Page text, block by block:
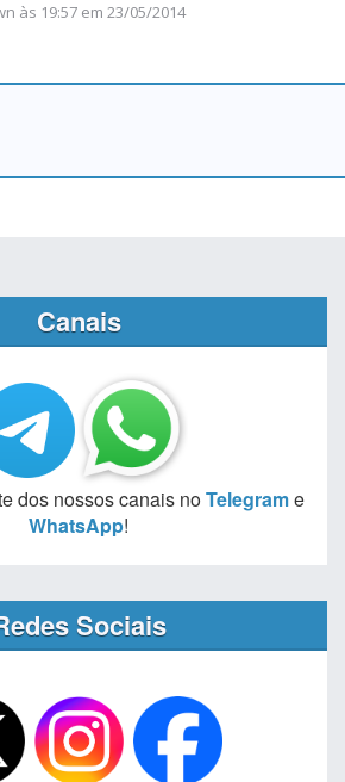
às 19:57 em 23/05/2014
Canais
dos nossos canais noTelegrame
WhatsApp!
Sociais